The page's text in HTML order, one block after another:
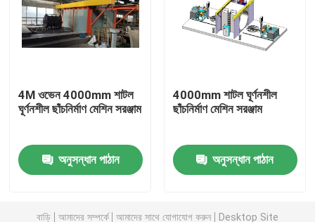
মান নিয়ন্ত্রণ
উদ্ধৃতির জন্য আবেদন
রোটোমোল্ডিং ছাঁচ
4M ওভেন 4000mm শাটল
ঘূর্ণনশীল ছাঁচনির্মাণ মেশিন সরঞ্জাম
অনুসন্ধান পাঠান
4000mm শাটল ঘূর্ণনশীল
ছাঁচনির্মাণ মেশিন সরঞ্জাম
অনুসন্ধান পাঠান
বাড়ি আমাদের সম্পর্কে আমাদের সাথে যোগাযোগ করুন Desktop Site